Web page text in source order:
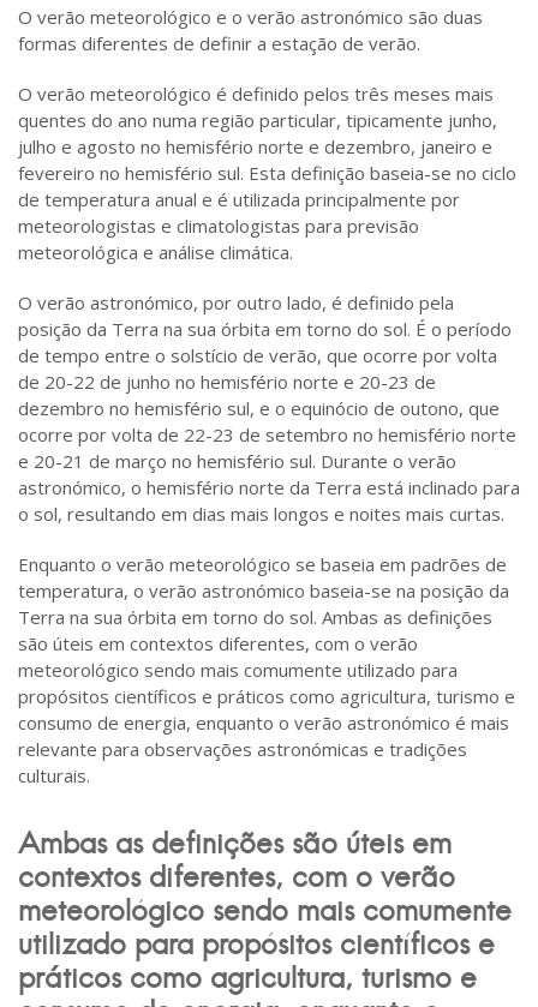
O verão meteorológico e o verão astronómico são duas
formas diferentes de definir a estação de verão.
O verão meteorológico é definido pelos três meses mais
quentes do ano numa região particular, tipicamente junho,
julho e agosto no hemisfério norte e dezembro, janeiro e
fevereiro no hemisfério sul. Esta definição baseia-se no ciclo
de temperatura anual e é utilizada principalmente por
meteorologistas e climatologistas para previsão
meteorológica e análise climática.
O verão astronómico, por outro lado, é definido pela
posição da Terra na sua órbita em torno do sol. É o período
de tempo entre o solstício de verão, que ocorre por volta
de 20-22 de junho no hemisfério norte e 20-23 de
dezembro no hemisfério sul, e o equinócio de outono, que
ocorre por volta de 22-23 de setembro no hemisfério norte
e 20-21 de março no hemisfério sul. Durante o verão
astronómico, o hemisfério norte da Terra está inclinado para
o sol, resultando em dias mais longos e noites mais curtas.
Enquanto o verão meteorológico se baseia em padrões de
temperatura, o verão astronómico baseia-se na posição da
Terra na sua órbita em torno do sol. Ambas as definições
são úteis em contextos diferentes, com o verão
meteorológico sendo mais comumente utilizado para
propósitos científicos e práticos como agricultura, turismo e
consumo de energia, enquanto o verão astronómico é mais
relevante para observações astronómicas e tradições
culturais.
Ambas as definições são úteis em
contextos diferentes, com o verão
meteorológico sendo mais comumente
utilizado para propósitos científicos e
práticos como agricultura, turismo e